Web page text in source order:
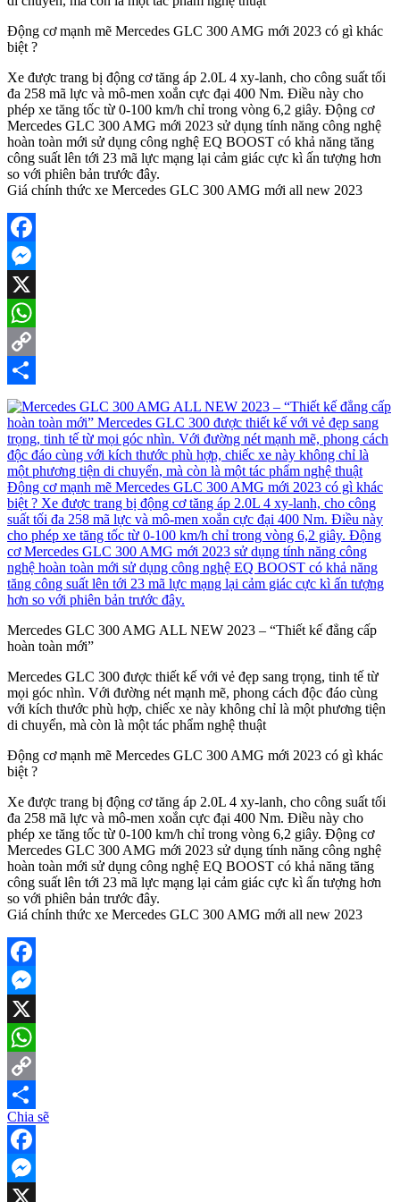
Động cơ mạnh mẽ Mercedes GLC 300 AMG mới 2023 có gì khác
biệt ?
Xe được trang bị động cơ tăng áp 2.0L 4 xy-lanh, cho công suất tối
đa 258 mã lực và mô-men xoắn cực đại 400 Nm. Điều này cho
phép xe tăng tốc từ 0-100 km/h chỉ trong vòng 6,2 giây. Động cơ
Mercedes GLC 300 AMG mới 2023 sử dụng tính năng công nghệ
hoàn toàn mới sử dụng công nghệ EQ BOOST có khả năng tăng
công suất lên tới 23 mã lực mạng lại cảm giác cực kì ấn tượng hơn
so với phiên bản trước đây.
Giá chính thức xe Mercedes GLC 300 AMG mới all new 2023
Facebook
Messenger
X
WhatsApp
Copy
Link
Share
Mercedes GLC 300 AMG ALL NEW 2023 – “Thiết kế đẳng cấp
hoàn toàn mới”
Mercedes GLC 300 được thiết kế với vẻ đẹp sang trọng, tinh tế từ
mọi góc nhìn. Với đường nét mạnh mẽ, phong cách độc đáo cùng
với kích thước phù hợp, chiếc xe này không chỉ là một phương tiện
di chuyển, mà còn là một tác phẩm nghệ thuật
Động cơ mạnh mẽ Mercedes GLC 300 AMG mới 2023 có gì khác
biệt ?
Xe được trang bị động cơ tăng áp 2.0L 4 xy-lanh, cho công suất tối
đa 258 mã lực và mô-men xoắn cực đại 400 Nm. Điều này cho
phép xe tăng tốc từ 0-100 km/h chỉ trong vòng 6,2 giây. Động cơ
Mercedes GLC 300 AMG mới 2023 sử dụng tính năng công nghệ
hoàn toàn mới sử dụng công nghệ EQ BOOST có khả năng tăng
công suất lên tới 23 mã lực mạng lại cảm giác cực kì ấn tượng hơn
so với phiên bản trước đây.
Giá chính thức xe Mercedes GLC 300 AMG mới all new 2023
Facebook
Messenger
X
WhatsApp
Copy
Link
Share
Chia sẽ
Facebook
Messenger